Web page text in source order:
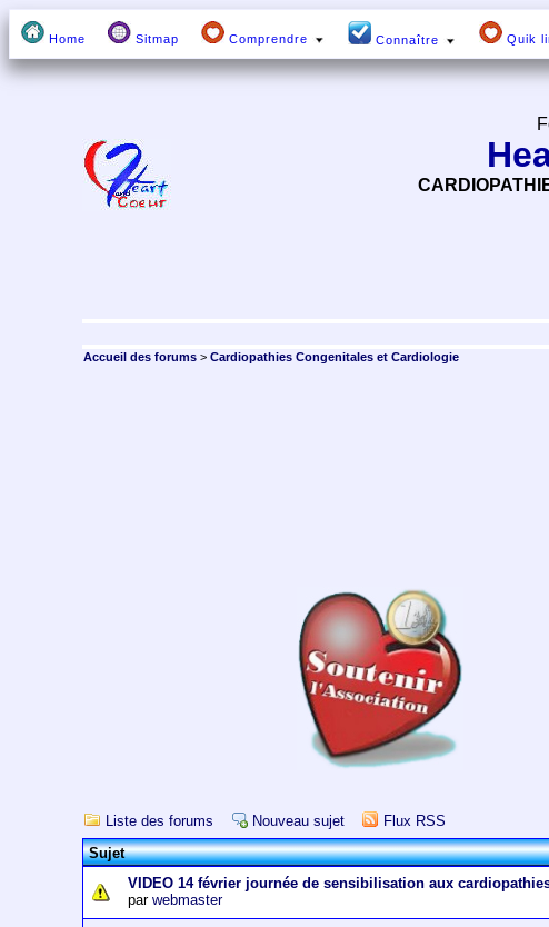
Home Sitmap Comprendre Connaître Quik
Accueil des forums >Cardiopathies Congenitales et Cardiologie
Liste des forums Nouveau sujet
Flux RSS
Sujet
VIDEO 14 février journée de sensibilisation aux
parwebmaster